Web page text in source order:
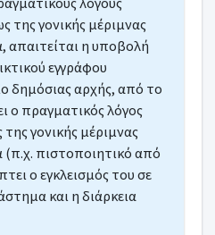
της γονικής μέριμνας
απαιτείται η υποβολή
εγγράφου
δημόσιας αρχής, από το
ο πραγματικός λόγος
γονικής μέριμνας
(π.χ. πιστοποιητικό από
ο εγκλεισμός του σε
και η διάρκεια